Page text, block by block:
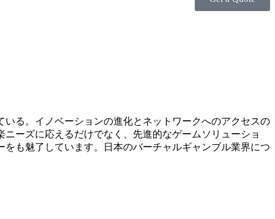
る。イノベーションの進化とネットワークへのアクセスの
ーズに応えるだけでなく、先進的なゲームソリューショ
も魅了しています。日本のバーチャルギャンブル業界につ